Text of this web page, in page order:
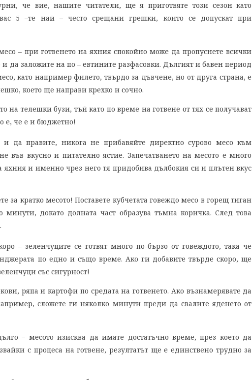
че вие, нашите читатели, ще я приготвяте този сезон като
5 –те най – често срещани грешки, които се допускат при
– при готвенето на яхния спокойно може да пропуснете всички
да заложите на по – евтините разфасовки. Дългият и бавен период
като например филето, твърдо за дъвчене, но от друга страна, е
което ще направи крехко и сочно.
на телешки бузи, тъй като по време на готвене от тях се получават
е, че е и бюджетно!
и да правите, никога не прибавяйте директно сурово месо към
във вкусно и питателно ястие. Запечатването на месото е много
яхния и именно чрез него тя придобива дълбокия си и плътен вкус
за кратко месото! Поставете кубчетата говеждо месо в горещ тиган
минути, докато долната част образува тъмна коричка. След това
– зеленчуците се готвят много по-бързо от говеждото, така че
по едно и също време. Ако ги добавите твърде скоро, ще
със сигурност!
ряпа и картофи по средата на готвенето. Ако възнамерявате да
сложете ги няколко минути преди да свалите яденето от
– месото изисква да имате достатъчно време, през което да
с процеса на готвене, резултатът ще е единствено трудно за